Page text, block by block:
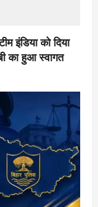
इंडिया को दिया
का हुआ स्वागत